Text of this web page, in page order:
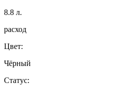
8.8 л.
расход
Цвет:
Чёрный
Статус: